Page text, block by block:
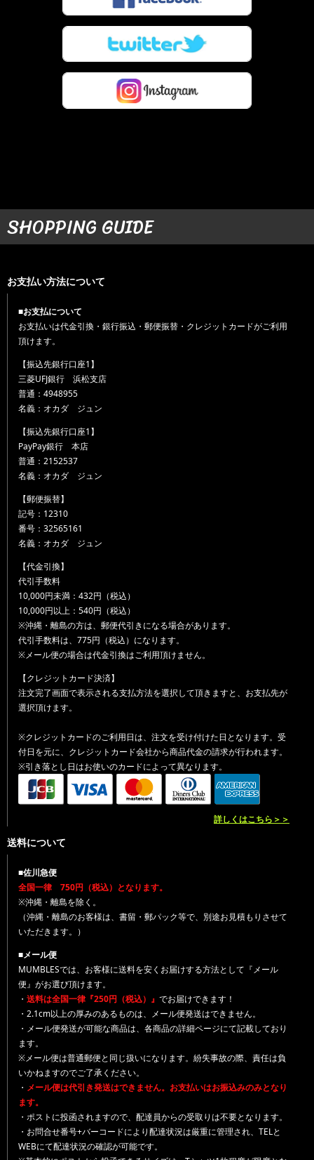
SHOPPING GUIDE
お支払い方法について
■お支払について
お支払いは代金引換・銀行振込・郵便振替・クレジットカードがご利用
頂けます。
【振込先銀行口座1】
三菱UFJ銀行 浜松支店
普通：4948955
名義：オカダ ジュン
【振込先銀行口座1】
PayPay銀行 本店
普通：2152537
名義：オカダ ジュン
【郵便振替】
記号：12310
番号：32565161
名義：オカダ ジュン
【代金引換】
代引手数料
10,000円未満：432円（税込）
10,000円以上：540円（税込）
※沖縄・離島の方は、郵便代引きになる場合があります。
代引手数料は、775円（税込）になります。
※メール便の場合は代金引換はご利用頂けません。
【クレジットカード決済】
注文完了画面で表示される支払方法を選択して頂きますと、お支払先が
選択頂けます。
※クレジットカードのご利用日は、注文を受け付けた日となります。受
付日を元に、クレジットカード会社から商品代金の請求が行われます。
※引き落とし日はお使いのカードによって異なります。
詳しくはこちら＞＞
送料について
■佐川急便
全国一律 750円（税込）となります。
※沖縄・離島を除く。
（沖縄・離島のお客様は、書留・郵パック等で、別途お見積もりさせて
いただきます。）
■メール便
MUMBLESでは、お客様に送料を安くお届けする方法として『メール
便』がお選び頂けます。
・ 送料は全国一律『250円（税込）』 でお届けできます！
・2.1cm以上の厚みのあるものは、メール便発送はできません。
・メール便発送が可能な商品は、各商品の詳細ページにて記載しており
ます。
※メール便は普通郵便と同じ扱いになります。紛失事故の際、責任は負
いかねますのでご了承ください。
・ メール便は代引き発送はできません。お支払いはお振込みのみとなり
ます。
・ポストに投函されますので、配達員からの受取りは不要となります。
・お問合せ番号+バーコードにより配達状況は厳重に管理され、TELと
WEBにて配達状況の確認が可能です。